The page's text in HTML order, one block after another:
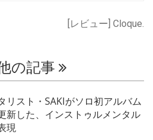
[レビュー] Cloque.
の記事
リスト・SAKIがソロ初アルバム
新した、インストゥルメンタル
現